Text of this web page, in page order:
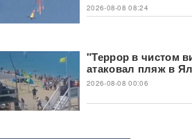
2026-08-08 08:24
"Террор в чистом
атаковал пляж в
2026-08-08 00:06